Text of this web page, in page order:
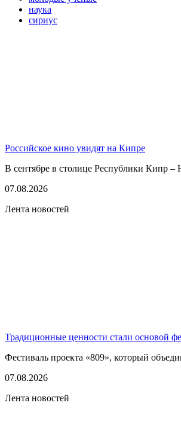
наука
сириус
Российское кино увидят на Кипре
В сентябре в столице Республики Кипр
07.08.2026
Лента новостей
Традиционные ценности стали основой
Фестиваль проекта «809», который
07.08.2026
Лента новостей